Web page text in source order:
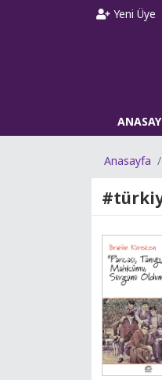
Yeni Üye
Anasayfa